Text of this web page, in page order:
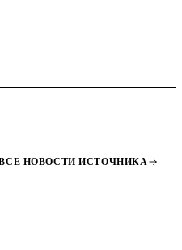
ВСЕ НОВОСТИ ИСТОЧНИКА